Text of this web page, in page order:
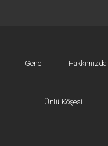
Genel Hakkımızda
Ünlü Köşesi